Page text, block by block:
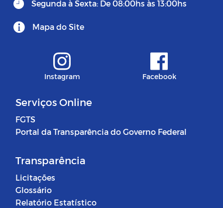
Segunda à Sexta: De 08:00hs às 13:00hs
Mapa do Site
Instagram Facebook
Serviços Online
FGTS
Portal da Transparência do Governo Federal
Transparência
Licitações
Glossário
Relatório Estatístico